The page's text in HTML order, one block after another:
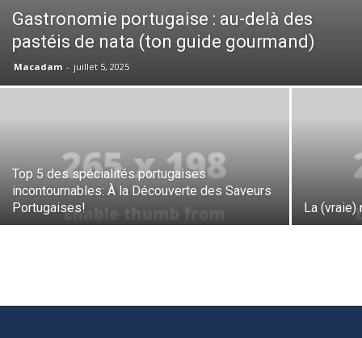
Gastronomie portugaise : au-delà des
pastéis de nata (ton guide gourmand)
Macadam - juillet 5, 2025
Top 5 des spécialités portugaises
incontournables: À la Découverte des Saveurs
Portugaises!
La